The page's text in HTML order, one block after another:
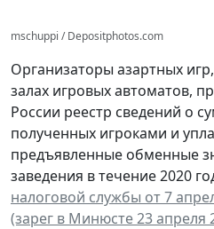
mschuppi / Depositphotos.com
Организаторы азартных
залах игровых автоматов,
России реестр сведений о
полученных игроками и
предъявленные обменные
заведения в течение 2020
налоговой службы от 7
(зарег в Минюсте 23 апреля